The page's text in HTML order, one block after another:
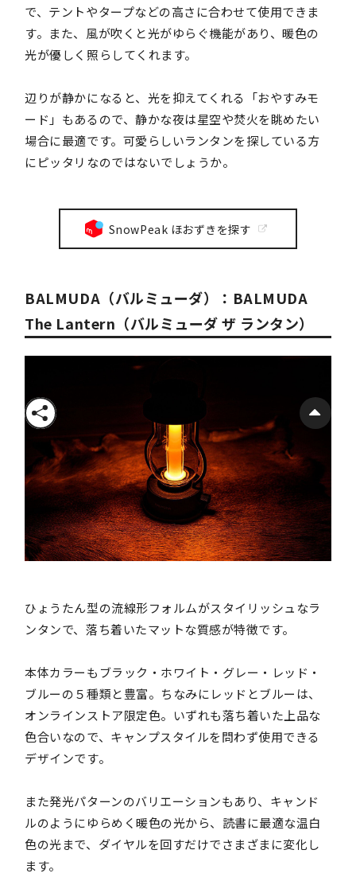
で、テントやタープなどの高さに合わせて使用できま
す。また、風が吹くと光がゆらぐ機能があり、暖色の
光が優しく照らしてくれます。
辺りが静かになると、光を抑えてくれる「おやすみモ
ード」もあるので、静かな夜は星空や焚火を眺めたい
場合に最適です。可愛らしいランタンを探している方
にピッタリなのではないでしょうか。
SnowPeak ほおずきを探す
BALMUDA（バルミューダ）：BALMUDA
The Lantern（バルミューダ ザ ランタン）
ひょうたん型の流線形フォルムがスタイリッシュなラ
ンタンで、落ち着いたマットな質感が特徴です。
本体カラーもブラック・ホワイト・グレー・レッド・
ブルーの５種類と豊富。ちなみにレッドとブルーは、
オンラインストア限定色。いずれも落ち着いた上品な
色合いなので、キャンプスタイルを問わず使用できる
デザインです。
また発光パターンのバリエーションもあり、キャンド
ルのようにゆらめく暖色の光から、読書に最適な温白
色の光まで、ダイヤルを回すだけでさまざまに変化し
ます。